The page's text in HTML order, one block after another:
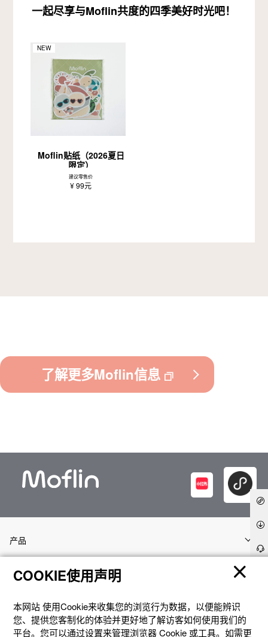
一起尽享与Moflin共度的四季美好时光吧！
NEW
Moflin贴纸（2026夏日
限定）
建议零售价
¥ 99元
了解更多Moflin信息
产品
客户支持
资讯
COOKIE使用声明
本网站 使⽤Cookie来收集您的浏览⾏为数据，以便能辨识
您、提供您客制化的体验并更好地了解访客如何使⽤我们的
平台。您可以通过设置来管理浏览器 Cookie 或⼯具。如需更